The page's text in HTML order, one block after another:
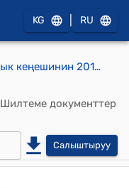
KG RU
Мирмахмудов айылдык кеңешинин 2014-жылдын 8-октябрындагы № 13-2 "А.Мирмахмудов атындагы айыл аймагында 2014-2015-жылдардын кыш мезгилине карата даярдыктарды жүргүзүү,электр энергиясынын лимитин сактоо жана белгиленген чектөөдөн ашыкча сарпталышына жол бербөө боюнча эл арасында түшүндүрүү иштерин алып баруу жөнүндө" токтому
Шилтеме документтер
Салыштыруу